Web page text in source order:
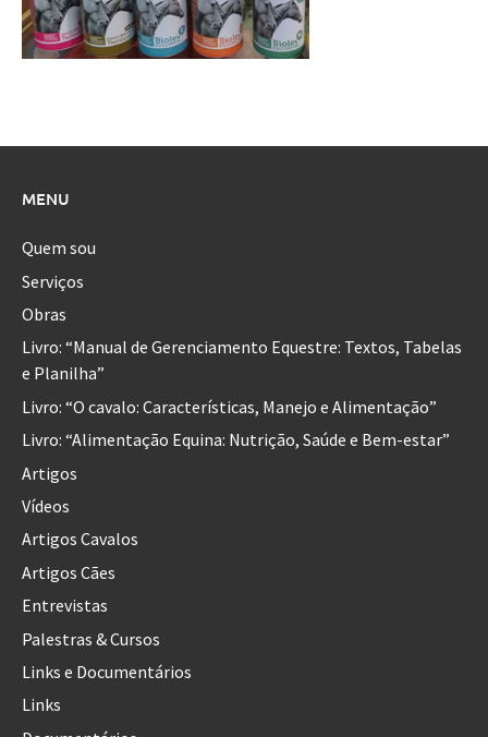
MENU
Quem sou
Serviços
Obras
Livro: “Manual de Gerenciamento Equestre: Textos, Tabelas
e Planilha”
Livro: “O cavalo: Características, Manejo e Alimentação”
Livro: “Alimentação Equina: Nutrição, Saúde e Bem-estar”
Artigos
Vídeos
Artigos Cavalos
Artigos Cães
Entrevistas
Palestras & Cursos
Links e Documentários
Links